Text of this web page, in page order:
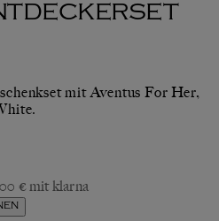
mit Aventus For Her,
€.
€ mit klarna